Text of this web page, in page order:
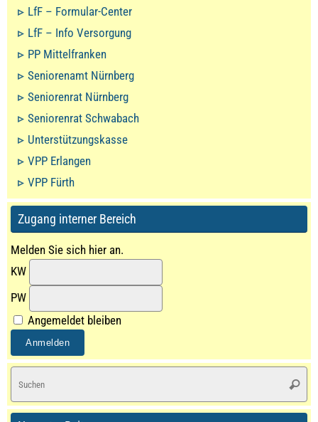
LfF – Formular-Center
LfF – Info Versorgung
PP Mittelfranken
Seniorenamt Nürnberg
Seniorenrat Nürnberg
Seniorenrat Schwabach
Unterstützungskasse
VPP Erlangen
VPP Fürth
Zugang interner Bereich
Melden Sie sich hier an.
KW
PW
Angemeldet bleiben